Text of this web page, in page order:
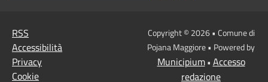
RSS
Accessibilità
Privacy
Cookie
Copyright © 2026 • Comune di
Pojana Maggiore • Powered by
Municipium• Accesso
redazione